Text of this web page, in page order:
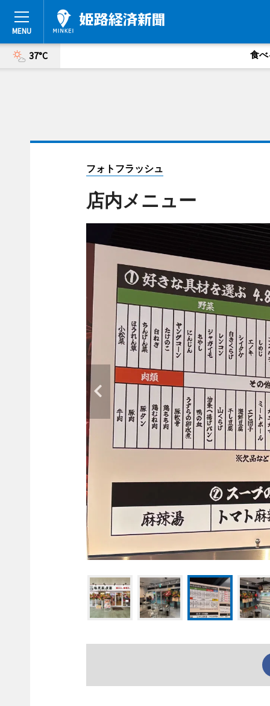
37°C 食べ
フォトフラッシュ
店内メニュー